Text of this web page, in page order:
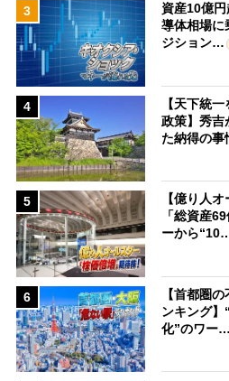
3
資産10億
導体相場
ジション…
4
【天下統
政策】秀吉
た納得の
5
【億り人
「総資産
ーから
6
【首都圏
ンキング】
化”のワー…